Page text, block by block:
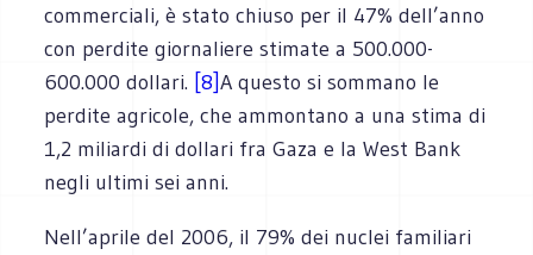
commerciali, è stato chiuso per il 47% dell’anno
con perdite giornaliere stimate a 500.000-
600.000 dollari. [8]A questo si sommano le
perdite agricole, che ammontano a una stima di
1,2 miliardi di dollari fra Gaza e la West Bank
negli ultimi sei anni.
Nell’aprile del 2006, il 79% dei nuclei familiari